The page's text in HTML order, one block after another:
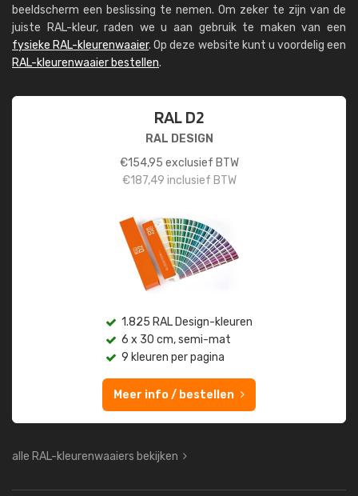
beeldscherm een beslissing te nemen. Om zeker te zijn van de
juiste RAL-kleur, raden we u aan gebruik te maken van een
fysieke RAL-kleurenwaaier. Op deze website kunt u voordelig een
RAL-kleurenwaaier bestellen.
RAL D2
RAL DESIGN
€154,95 exclusief BTW
€187,49 inclusief BTW
1.825 RAL Design-kleuren
6 x 30 cm, semi-mat
9 kleuren per pagina
Meer info / bestellen
alle RAL-kleurenwaaiers bekijken